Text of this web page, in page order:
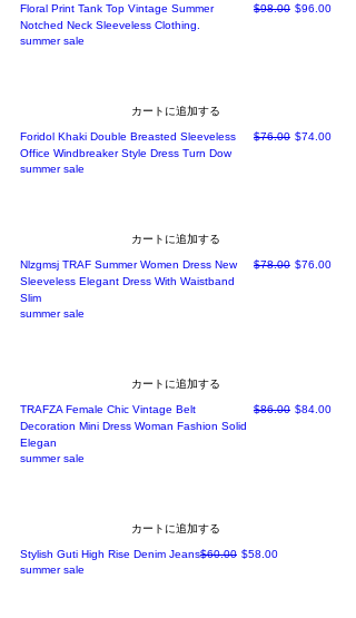
Floral Print Tank Top Vintage Summer
Notched Neck Sleeveless Clothing.
通常価格
$98.00 セール価格
$96.00
summer sale
カートに追加する
Foridol Khaki Double Breasted Sleeveless
Office Windbreaker Style Dress Turn Dow
通常価格
$76.00 セール価格
$74.00
summer sale
カートに追加する
Nlzgmsj TRAF Summer Women Dress New
Sleeveless Elegant Dress With Waistband
Slim
通常価格
$78.00 セール価格
$76.00
summer sale
カートに追加する
TRAFZA Female Chic Vintage Belt
Decoration Mini Dress Woman Fashion Solid
Elegan
通常価格
$86.00 セール価格
$84.00
summer sale
カートに追加する
Stylish Guti High Rise Denim Jeans通常価格
$60.00 セール価格
$58.00
summer sale